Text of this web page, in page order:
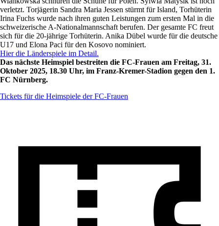
verletzt. Torjägerin Sandra Maria Jessen stürmt für Island, Torhüterin
Irina Fuchs wurde nach ihren guten Leistungen zum ersten Mal in die
schweizerische A-Nationalmannschaft berufen. Der gesamte FC freut
sich für die 20-jährige Torhüterin. Anika Dübel wurde für die deutsche
U17 und Elona Paci für den Kosovo nominiert.
Hier die Länderspiele im Detail.
Das nächste Heimspiel bestreiten die FC-Frauen am Freitag, 31.
Oktober 2025, 18.30 Uhr, im Franz-Kremer-Stadion gegen den 1.
FC Nürnberg.
Tickets für die Heimspiele der FC-Frauen